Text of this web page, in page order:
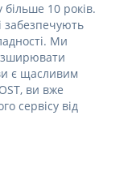
10 років.
забезпечують
Ми
є щасливим
ви вже
сервісу від